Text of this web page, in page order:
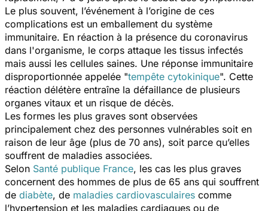
Le plus souvent, l’événement à l’origine de ces
complications est un emballement du système
immunitaire. En réaction à la présence du coronavirus
dans l'organisme, le corps attaque les tissus infectés
mais aussi les cellules saines. Une réponse immunitaire
disproportionnée appelée "tempête cytokinique". Cette
réaction délétère entraîne la défaillance de plusieurs
organes vitaux et un risque de décès.
Les formes les plus graves sont observées
principalement chez des personnes vulnérables soit en
raison de leur âge (plus de 70 ans), soit parce qu’elles
souffrent de maladies associées.
Selon Santé publique France, les cas les plus graves
concernent des hommes de plus de 65 ans qui souffrent
de diabète, de maladies cardiovasculaires comme
l’hypertension et les maladies cardiaques ou de